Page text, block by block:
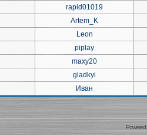
rapid01019
Artem_K
Leon
piplay
maxy20
gladkyi
Иван